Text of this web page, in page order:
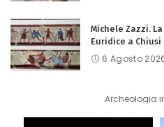
Michele Zazzi.
Euridice a Chiusi
6 Agosto
Archeologia